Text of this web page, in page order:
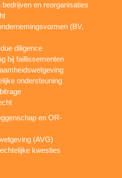
en reorganisaties
(BV,
diligence
bij faillissementen
ondersteuning
en OR-
(AVG)
kwesties